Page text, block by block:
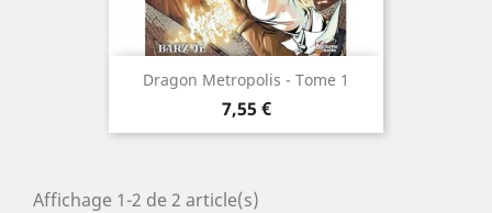
Dragon Metropolis - Tome 1
Prix
7,55 €
Affichage 1-2 de 2 article(s)